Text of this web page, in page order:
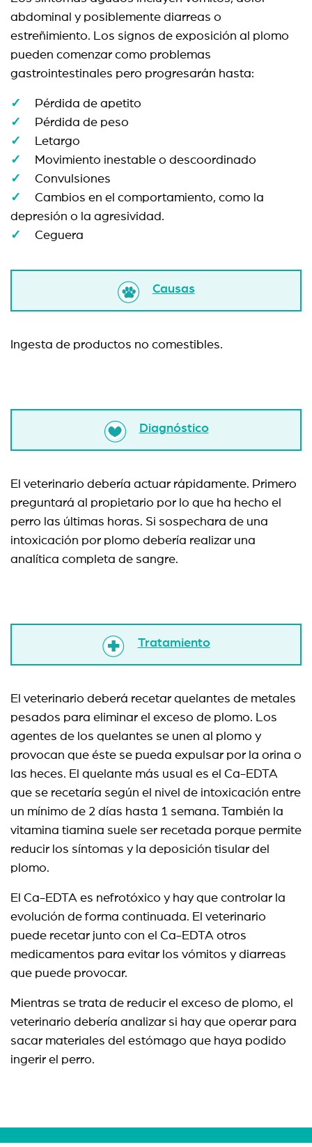
abdominal y posiblemente diarreas o
estreñimiento. Los signos de exposición al plomo
pueden comenzar como problemas
gastrointestinales pero progresarán hasta:
Pérdida de apetito
Pérdida de peso
Letargo
Movimiento inestable o descoordinado
Convulsiones
Cambios en el comportamiento, como la
depresión o la agresividad.
Ceguera
Causas
Ingesta de productos no comestibles.
Diagnóstico
El veterinario debería actuar rápidamente. Primero
preguntará al propietario por lo que ha hecho el
perro las últimas horas. Si sospechara de una
intoxicación por plomo debería realizar una
analítica completa de sangre.
Tratamiento
El veterinario deberá recetar quelantes de metales
pesados para eliminar el exceso de plomo. Los
agentes de los quelantes se unen al plomo y
provocan que éste se pueda expulsar por la orina o
las heces. El quelante más usual es el Ca-EDTA
que se recetaría según el nivel de intoxicación entre
un mínimo de 2 días hasta 1 semana. También la
vitamina tiamina suele ser recetada porque permite
reducir los síntomas y la deposición tisular del
plomo.
El Ca-EDTA es nefrotóxico y hay que controlar la
evolución de forma continuada. El veterinario
puede recetar junto con el Ca-EDTA otros
medicamentos para evitar los vómitos y diarreas
que puede provocar.
Mientras se trata de reducir el exceso de plomo, el
veterinario debería analizar si hay que operar para
sacar materiales del estómago que haya podido
ingerir el perro.